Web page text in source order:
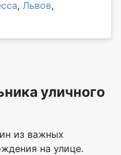
, Львов,
уличного
из важных
на улице.